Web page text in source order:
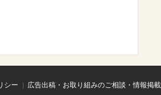
シー 広告出稿・お取り組みのご相談・情報掲